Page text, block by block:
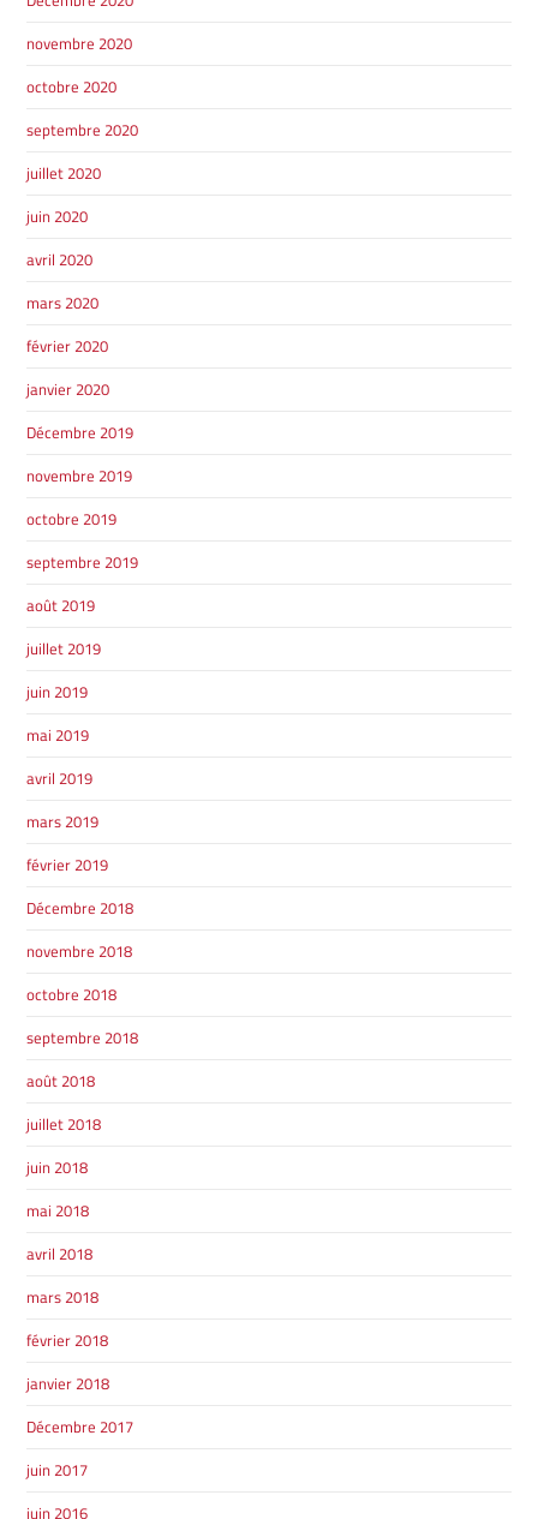
novembre 2020
octobre 2020
septembre 2020
juillet 2020
juin 2020
avril 2020
mars 2020
février 2020
janvier 2020
Décembre 2019
novembre 2019
octobre 2019
septembre 2019
août 2019
juillet 2019
juin 2019
mai 2019
avril 2019
mars 2019
février 2019
Décembre 2018
novembre 2018
octobre 2018
septembre 2018
août 2018
juillet 2018
juin 2018
mai 2018
avril 2018
mars 2018
février 2018
janvier 2018
Décembre 2017
juin 2017
juin 2016